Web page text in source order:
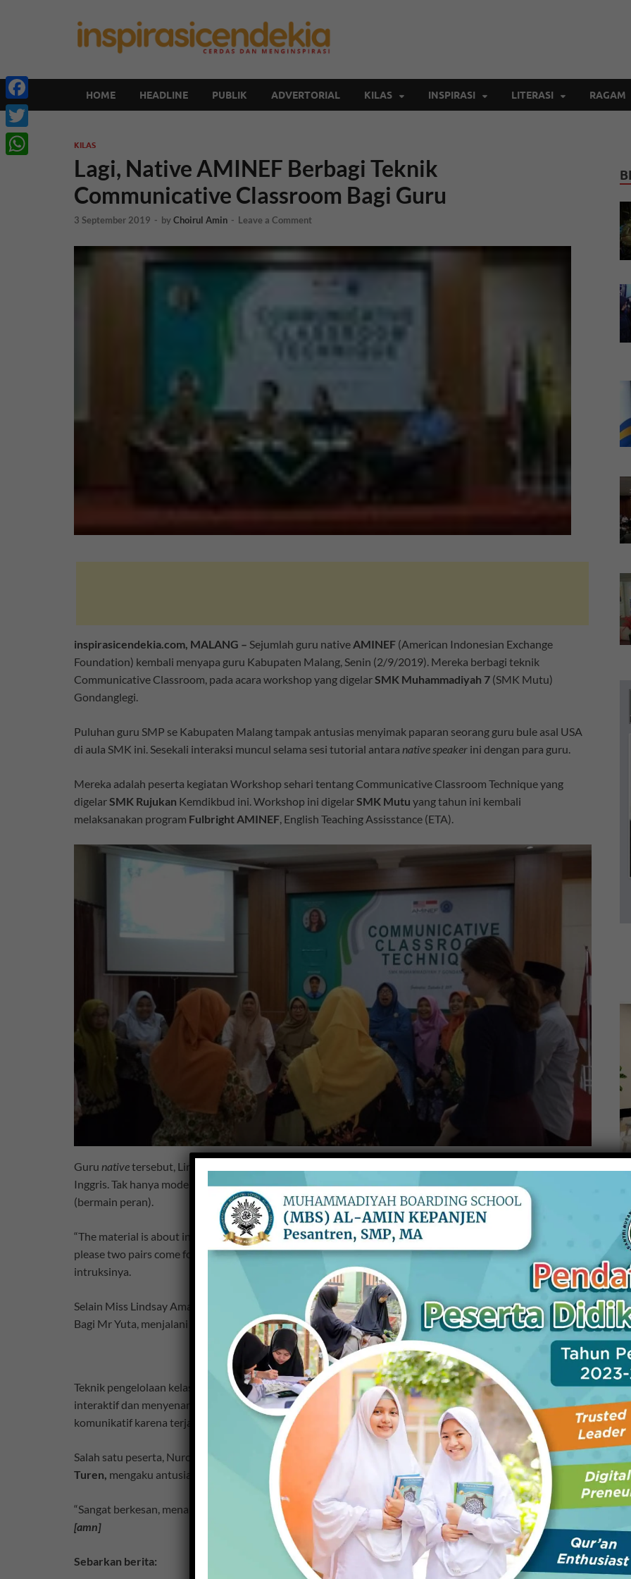
HOME HEADLINE PUBLIK ADVERTORIAL KILAS INSPIRASI LITERASI RAGAM
KILAS
Lagi, Native AMINEF Berbagi Teknik
Communicative Classroom Bagi Guru
3 September 2019 - byChoirul Amin - Leave a Comment
inspirasicendekia.com, MALANG – Sejumlah guru nativeAMINEF (American Indonesian Exchange
Foundation) kembali menyapa guru Kabupaten Malang, Senin (2/9/2019). Mereka berbagi teknik
Communicative Classroom, pada acara workshop yang digelarSMK Muhammadiyah 7 (SMK Mutu)
Gondanglegi.
Puluhan guru SMP se Kabupaten Malang tampak antusias menyimak paparan seorang guru bule asal USA
di aula SMK ini. Sesekali interaksi muncul selama sesi tutorial antara native speakerini dengan para guru.
Mereka adalah peserta kegiatan Workshop sehari tentang Communicative Classroom Technique yang
digelarSMK Rujukan Kemdikbud ini. Workshop ini digelarSMK Mutu yang tahun ini kembali
melaksanakan program Fulbright AMINEF, English Teaching Assisstance (ETA).
Guru nativetersebut, Lindsay Amanda Smith, menyampaikan materinya dengan bahasa pengantar
Inggris. Tak hanya model seminar, kegiatan juga dikemas menarik dengan berbagai games danrole play
(bermain peran).
“The material is about introducing ourselves. But, I want you introduce each other with your partner. So,
please two pairs come forward being volunteers,” kata Miss Lindsay, meminta para guru memahami
intruksinya.
Selain Miss Lindsay Amanda, juga dihadirkan fasilitator lain yang juga guru native program ETA, Yuta Otake.
Bagi Mr Yuta, menjalani program ETA AMINEF di Kabupaten Malang ini adalah tahun kedua.
Teknik pengelolaan kelas dalam pembelajaran bahasa Inggris dengan komunikatif ini tampak begitu
interaktif dan menyenangkan. Dengan teknik ini, juga lebih menarik dan bisa peserta menjadi lebih
komunikatif karena terjadi dialog selama bermain peran atau pun games.
Salah satu peserta, Nuroy Ahyana Laili yang merupakan guru bahasa Inggris diSMP Muhammadiyah 10
Turen, mengaku antusias dengan teknik pembelajaran yang diikutinya.
“Sangat berkesan, menambah pengalaman baru cara mengajar yang menyenangkan dan kreatif,” katanya.
[amn]
Sebarkan berita:
Facebook
Twitter